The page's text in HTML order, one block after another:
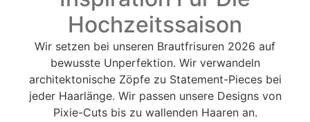
Hochzeitssaison
Wir setzen bei unseren Brautfrisuren 2026 auf
bewusste Unperfektion. Wir verwandeln
architektonische Zöpfe zu Statement-Pieces bei
jeder Haarlänge. Wir passen unsere Designs von
Pixie-Cuts bis zu wallenden Haaren an.